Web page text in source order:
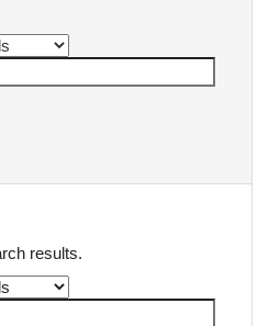
results.